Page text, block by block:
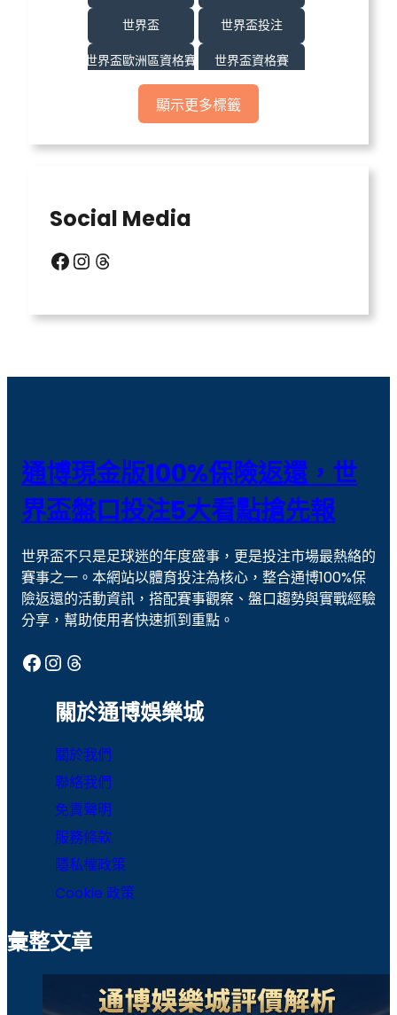
世界盃
世界盃投注
世界盃歐洲區資格賽
世界盃資格賽
世界盃足球
世界盃運彩
娛樂城
娛樂城優惠
歐冠盃盤口教學
現金版代理
線上捕魚機
老虎機
老虎機攻略
老虎機玩法
老虎機遊戲
聚寶財神
通博娛樂
通博娛樂城
運彩報馬仔
顯示更多標籤
Social Media
Facebook Instagram Threads
通博現金版100%保險返還，世
界盃盤口投注5大看點搶先報
世界盃不只是足球迷的年度盛事，更是投注市場最熱絡的
賽事之一。本網站以體育投注為核心，整合通博100%保
險返還的活動資訊，搭配賽事觀察、盤口趨勢與實戰經驗
分享，幫助使用者快速抓到重點。
Facebook Instagram Threads
關於通博娛樂城
關於我們
聯絡我們
免責聲明
服務條款
隱私權政策
Cookie 政策
彙整文章